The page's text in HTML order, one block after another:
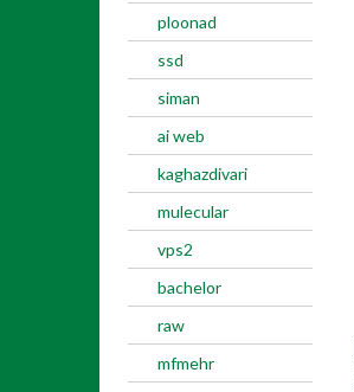
ploonad
ssd
siman
ai web
kaghazdivari
mulecular
vps2
bachelor
raw
mfmehr